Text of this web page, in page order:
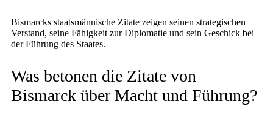
Bismarcks staatsmännische Zitate zeigen seinen strategischen
Verstand, seine Fähigkeit zur Diplomatie und sein Geschick bei
der Führung des Staates.
Was betonen die Zitate von
Bismarck über Macht und Führung?